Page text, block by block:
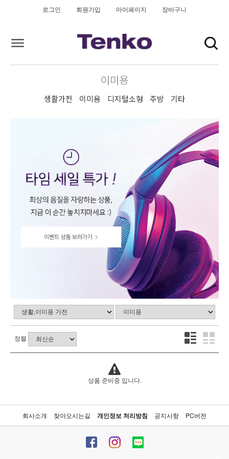
로그인 회원가입 마이페이지 장바구니
이미용
생활가전 이미용 디지털소형 주방 기타
정렬
상품 준비중 입니다.
회사소개 찾아오시는길 개인정보 처리방침 공지사항 PC버전